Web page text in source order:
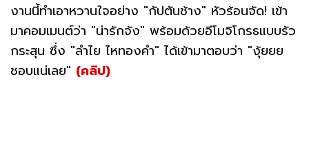
งานนี้ทำเอาหวานใจอย่าง "กัปตันช้าง" หัวร้อนจัด! เข้า
มาคอมเมนต์ว่า "น่ารักจัง" พร้อมด้วยอีโมจิโกรธแบบรัว
กระสุน ซึ่ง "ลำไย ไหทองคำ" ได้เข้ามาตอบว่า "งุ้ยยย
ชอบแน่เลย" (คลิป)